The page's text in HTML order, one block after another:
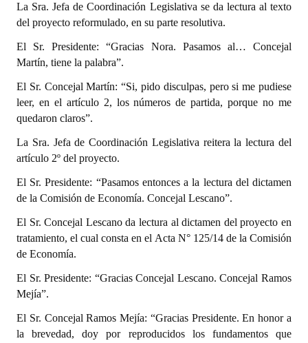
La Sra. Jefa de Coordinación Legislativa se da lectura al texto
del proyecto reformulado, en su parte resolutiva.
El Sr. Presidente: “Gracias Nora. Pasamos al… Concejal
Martín, tiene la palabra”.
El Sr. Concejal Martín: “Si, pido disculpas, pero si me pudiese
leer, en el artículo 2, los números de partida, porque no me
quedaron claros”.
La Sra. Jefa de Coordinación Legislativa reitera la lectura del
artículo 2º del proyecto.
El Sr. Presidente: “Pasamos entonces a la lectura del dictamen
de la Comisión de Economía. Concejal Lescano”.
El Sr. Concejal Lescano da lectura al dictamen del proyecto en
tratamiento, el cual consta en el Acta N° 125/14 de la Comisión
de Economía.
El Sr. Presidente: “Gracias Concejal Lescano. Concejal Ramos
Mejía”.
El Sr. Concejal Ramos Mejía: “Gracias Presidente. En honor a
la brevedad, doy por reproducidos los fundamentos que